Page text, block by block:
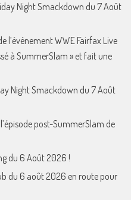
Night Smackdown du 7 Août
l’événement WWE Fairfax Live
à SummerSlam » et fait une
Night Smackdown du 7 Août
post-SummerSlam de
du 6 Août 2026 !
du 6 août 2026 en route pour